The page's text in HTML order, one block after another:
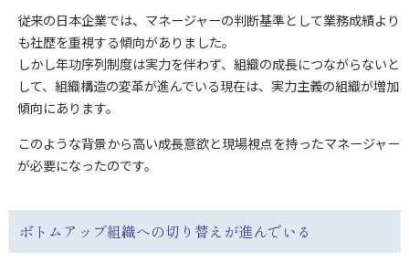
従来の日本企業では、マネージャーの判断基準として業務成績より
も社歴を重視する傾向がありました。
しかし年功序列制度は実力を伴わず、組織の成長につながらないと
して、組織構造の変革が進んでいる現在は、実力主義の組織が増加
傾向にあります。
このような背景から高い成長意欲と現場視点を持ったマネージャー
が必要になったのです。
ボトムアップ組織への切り替えが進んでいる